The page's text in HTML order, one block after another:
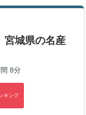
宮城県の名産
間8分